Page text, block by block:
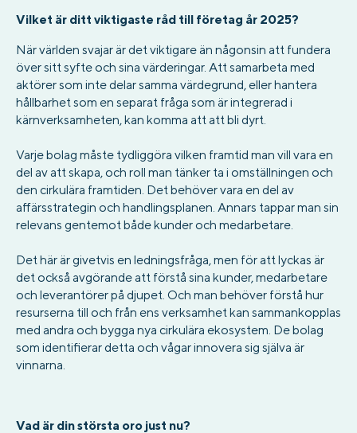
Vilket är ditt viktigaste råd till företag år 2025?
När världen svajar är det viktigare än någonsin att fundera
över sitt syfte och sina värderingar. Att samarbeta med
aktörer som inte delar samma värdegrund, eller hantera
hållbarhet som en separat fråga som är integrerad i
kärnverksamheten, kan komma att att bli dyrt.
Varje bolag måste tydliggöra vilken framtid man vill vara en
del av att skapa, och roll man tänker ta i omställningen och
den cirkulära framtiden. Det behöver vara en del av
affärsstrategin och handlingsplanen. Annars tappar man sin
relevans gentemot både kunder och medarbetare.
Det här är givetvis en ledningsfråga, men för att lyckas är
det också avgörande att förstå sina kunder, medarbetare
och leverantörer på djupet. Och man behöver förstå hur
resurserna till och från ens verksamhet kan sammankopplas
med andra och bygga nya cirkulära ekosystem. De bolag
som identifierar detta och vågar innovera sig själva är
vinnarna.
Vad är din största oro just nu?